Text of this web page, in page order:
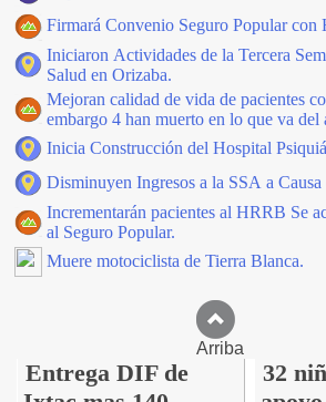
Firmará Convenio Seguro Popular con
Iniciaron Actividades de la Tercera
Salud en Orizaba.
Mejoran calidad de vida de pacientes
embargo 4 han muerto en lo que va del
Inicia Construcción del Hospital
Disminuyen Ingresos a la SSA a
Incrementarán pacientes al HRRB Se
al Seguro Popular.
Muere motociclista de Tierra Blanca.
Arriba
Entrega DIF de
32